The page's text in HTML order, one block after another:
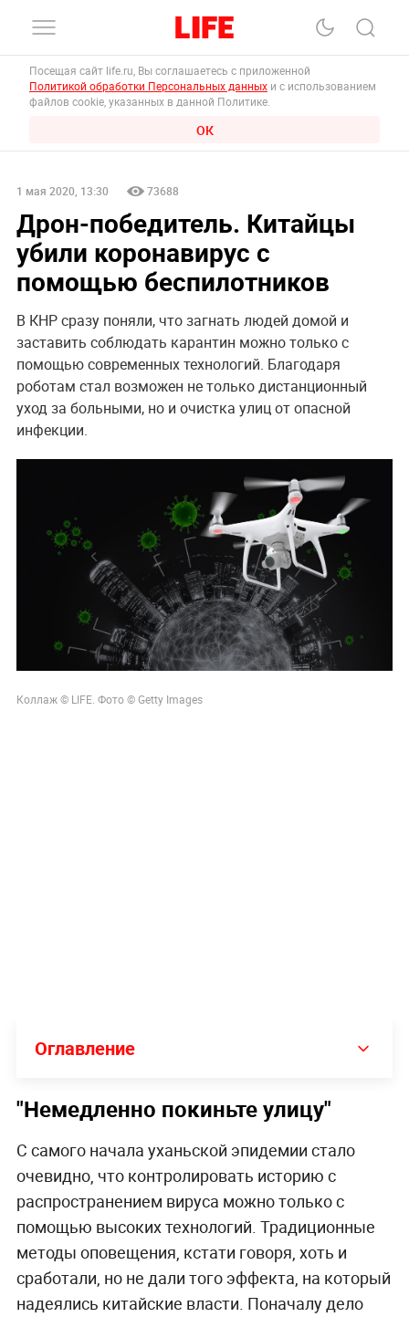
Посещая сайт life.ru, Вы соглашаетесь с приложенной
Политикой обработки Персональных данных и с использованием
файлов cookie, указанных в данной Политике.
ОК
1 мая 2020, 13:30 73688
Дрон-победитель. Китайцы
убили коронавирус с
помощью беспилотников
В КНР сразу поняли, что загнать людей домой и
заставить соблюдать карантин можно только с
помощью современных технологий. Благодаря
роботам стал возможен не только дистанционный
уход за больными, но и очистка улиц от опасной
инфекции.
Коллаж © LIFE. Фото © Getty Images
Оглавление
"Немедленно покиньте улицу"
С самого начала уханьской эпидемии стало
очевидно, что контролировать историю с
распространением вируса можно только с
помощью высоких технологий. Традиционные
методы оповещения, кстати говоря, хоть и
сработали, но не дали того эффекта, на который
надеялись китайские власти. Поначалу дело